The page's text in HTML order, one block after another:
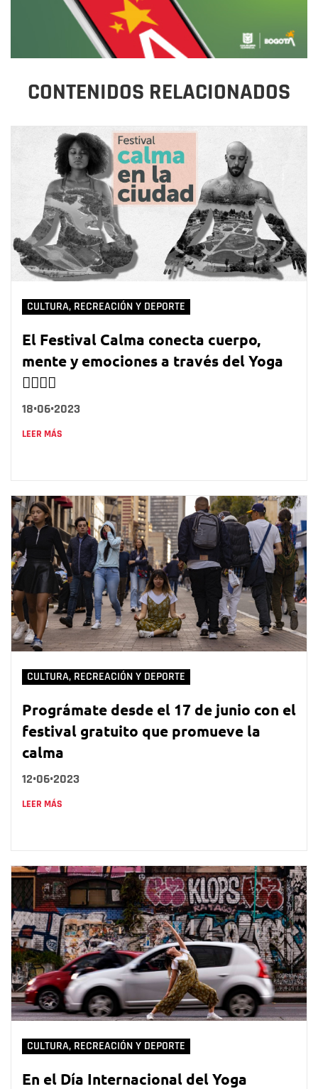
CONTENIDOS RELACIONADOS
CULTURA, RECREACIÓN Y DEPORTE
El Festival Calma conecta cuerpo,
mente y emociones a través del Yoga
🧘‍♀️🧘‍♂
18•06•2023
LEER MÁS
CULTURA, RECREACIÓN Y DEPORTE
Prográmate desde el 17 de junio con el
festival gratuito que promueve la
calma
12•06•2023
LEER MÁS
CULTURA, RECREACIÓN Y DEPORTE
En el Día Internacional del Yoga